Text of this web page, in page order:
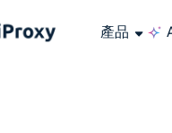
產品